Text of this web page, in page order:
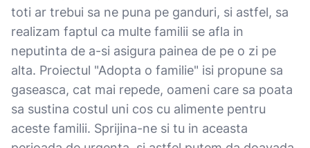
toti ar trebui sa ne puna pe ganduri, si astfel, sa
realizam faptul ca multe familii se afla in
neputinta de a-si asigura painea de pe o zi pe
alta. Proiectul "Adopta o familie" isi propune sa
gaseasca, cat mai repede, oameni care sa poata
sa sustina costul uni cos cu alimente pentru
aceste familii. Sprijina-ne si tu in aceasta